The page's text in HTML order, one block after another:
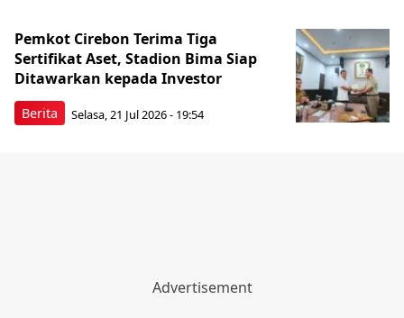
Berita
Pemkot Cirebon Terima Tiga
Sertifikat Aset, Stadion Bima Siap
Ditawarkan kepada Investor
Selasa, 21 Jul 2026 - 19:54